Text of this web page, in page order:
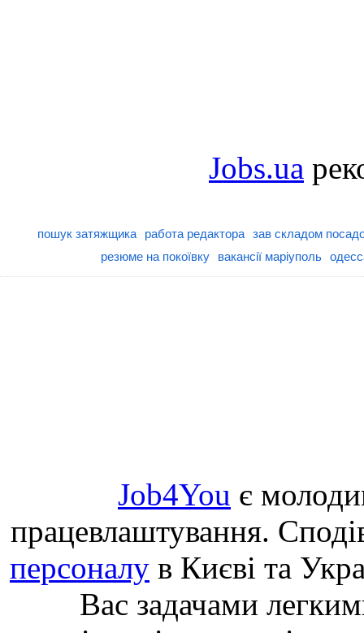
Jobs.ua
пошук затяжщика работа редактора зав складом
резюме на покоївку
вакансії маріуполь
Job4You є
працевлаштування.
персоналу в Києві та
Вас задачами